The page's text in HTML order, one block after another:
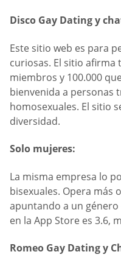
Disco Gay Dating y
Este sitio web es para
curiosas. El sitio afirma
miembros y 100.000
bienvenida a personas
homosexuales. El sitio
diversidad.
Solo mujeres:
La misma empresa lo
bisexuales. Opera más
apuntando a un
en la App Store es 3.6,
Romeo Gay Dating y